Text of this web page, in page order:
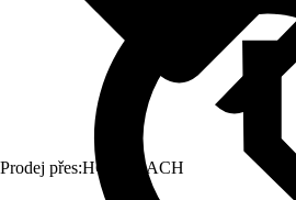
Prodej přes:HORNBACH